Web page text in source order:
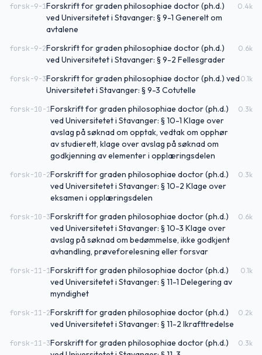
forsk-9-1Forskrift for graden philosophiae doctor (ph.d.)
ved Universitetet i Stavanger: § 9-1 Generelt om
avtalene
0.4k
forsk-9-2Forskrift for graden philosophiae doctor (ph.d.)
ved Universitetet i Stavanger: § 9-2 Fellesgrader
0.6k
forsk-9-3Forskrift for graden philosophiae doctor (ph.d.) ved
Universitetet i Stavanger: § 9-3 Cotutelle
0.1k
forsk-10-1Forskrift for graden philosophiae doctor (ph.d.)
ved Universitetet i Stavanger: § 10-1 Klage over
avslag på søknad om opptak, vedtak om opphør
av studierett, klage over avslag på søknad om
godkjenning av elementer i opplæringsdelen
0.3k
forsk-10-2Forskrift for graden philosophiae doctor (ph.d.)
ved Universitetet i Stavanger: § 10-2 Klage over
eksamen i opplæringsdelen
0.3k
forsk-10-3Forskrift for graden philosophiae doctor (ph.d.)
ved Universitetet i Stavanger: § 10-3 Klage over
avslag på søknad om bedømmelse, ikke godkjent
avhandling, prøveforelesning eller forsvar
0.6k
forsk-11-1Forskrift for graden philosophiae doctor (ph.d.)
ved Universitetet i Stavanger: § 11-1 Delegering av
myndighet
0.1k
forsk-11-2Forskrift for graden philosophiae doctor (ph.d.)
ved Universitetet i Stavanger: § 11-2 Ikrafttredelse
0.2k
forsk-11-3Forskrift for graden philosophiae doctor (ph.d.)
0.3k